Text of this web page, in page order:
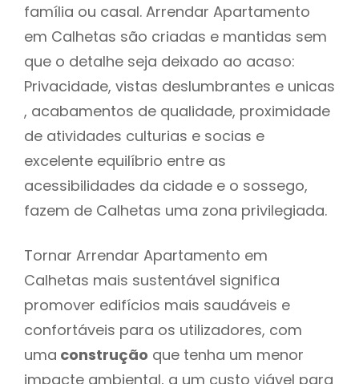
família ou casal. Arrendar Apartamento
em Calhetas são criadas e mantidas sem
que o detalhe seja deixado ao acaso:
Privacidade, vistas deslumbrantes e unicas
, acabamentos de qualidade, proximidade
de atividades culturias e socias e
excelente equilíbrio entre as
acessibilidades da cidade e o sossego,
fazem de Calhetas uma zona privilegiada.
Tornar Arrendar Apartamento em
Calhetas mais sustentável significa
promover edifícios mais saudáveis e
confortáveis para os utilizadores, com
uma construção que tenha um menor
impacte ambiental, a um custo viável para